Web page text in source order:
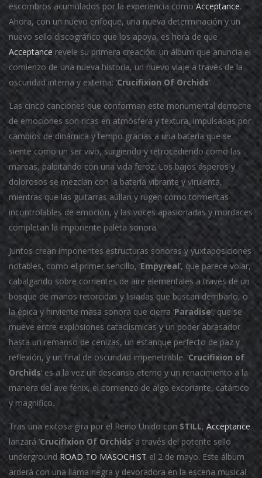
escombros acumulados por la experiencia como Acceptance.
Ahora, con un nuevo enfoque, una nueva determinación y un
nuevo sello discográfico que los apoya, es hora de que
Acceptance revele su primera creación: un álbum que anuncia el
comienzo de una nueva historia, un nuevo viaje a través de la
oscuridad interna y externa: ‘Crucifixion Of Orchids’.
Las cinco canciones que conforman este monumental derroche
de emociones son ricas en atmósfera y textura, impulsadas por
cambios de dinámica y tempo gracias a una batería que se
siente como un ser vivo, surgiendo y retrocediendo como las
mareas, palpitando con una vida feroz. Los bajos ásperos y
dolorosos se mezclan con la batería vibrante y virulenta,
mientras que las guitarras aúllan y rugen como tormentas
incontrolables de emoción, y las voces apasionadas y mordaces
completan la imponente paleta sonora.
Juntos crean imponentes estructuras sonoras y yuxtaposiciones
notables, como el primer sencillo, ‘Empyreal’, que parece volar,
cabalgando sobre corrientes de aire elementales a través de un
bosque de manos retorcidas y lisiadas que buscan derribarlo, o
la épica y hirviente masa sonora que cierra ‘Paradise’, que se
mueve entre explosiones cataclísmicas y un poder abrasador
hasta un remanso de cenizas, un estanque perfecto de paz y
reflexión, y un final de oscuridad impenetrable. ‘Crucifixion of
Orchids’ es a la vez un descanso eterno y un renacimiento a la
manera del ave fénix, el comienzo de algo excoriante, catártico
y magnífico.
Tras una exitosa gira por el Reino Unido con STILL, Acceptance
lanzará ‘Crucifixion Of Orchids’ a través del potente sello
underground ROAD TO MASOCHIST el 2 de mayo. Este álbum
arderá con una llama negra y devoradora en la escena musical